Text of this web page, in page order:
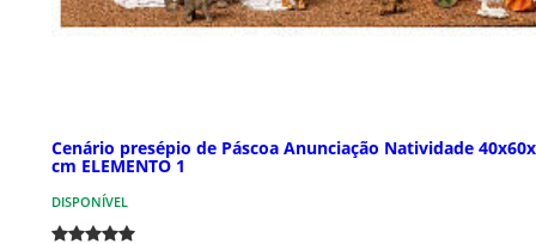
Cenário presépio de Páscoa Anunciação Natividade
cm ELEMENTO 1
DISPONÍVEL